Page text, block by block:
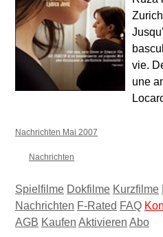
vie.
une
Nachrichten Mai 2007
Nachrichten
Spielfilme Dokfilme Kurzfilme
Nachrichten F-Rated FAQ
AGB Kaufen Aktivieren Abo